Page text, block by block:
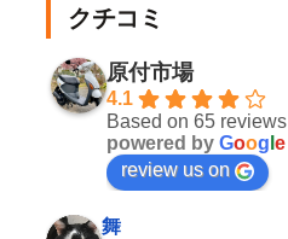
クチコミ
原付市場
4.1
Based on 65 reviews
powered by Goog e
review us on
舞